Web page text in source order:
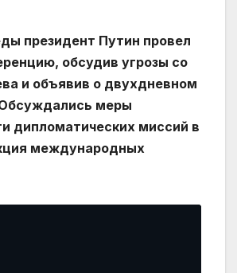
президент Путин провел
обсудив угрозы со
и объявив о двухдневном
меры
дипломатических миссий в
международных